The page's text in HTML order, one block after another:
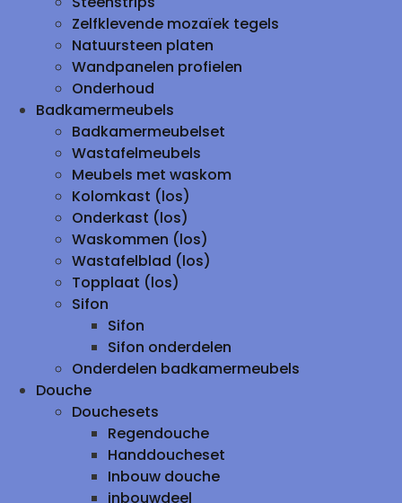
Zelfklevende mozaïek tegels
Natuursteen platen
Wandpanelen profielen
Onderhoud
Badkamermeubels
Badkamermeubelset
Wastafelmeubels
Meubels met waskom
Kolomkast (los)
Onderkast (los)
Waskommen (los)
Wastafelblad (los)
Topplaat (los)
Sifon
Sifon
Sifon onderdelen
Onderdelen badkamermeubels
Douche
Douchesets
Regendouche
Handdoucheset
Inbouw douche
inbouwdeel